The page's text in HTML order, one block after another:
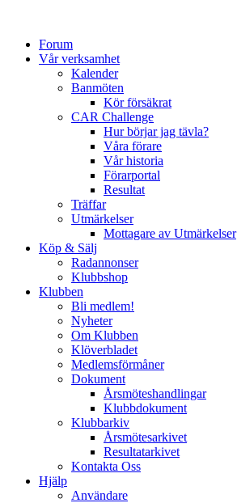
Forum
Vår verksamhet
Kalender
Banmöten
Kör försäkrat
CAR Challenge
Hur börjar jag tävla?
Våra förare
Vår historia
Förarportal
Resultat
Träffar
Utmärkelser
Mottagare av Utmärkelser
Köp & Sälj
Radannonser
Klubbshop
Klubben
Bli medlem!
Nyheter
Om Klubben
Klöverbladet
Medlemsförmåner
Dokument
Årsmöteshandlingar
Klubbdokument
Klubbarkiv
Årsmötesarkivet
Resultatarkivet
Kontakta Oss
Hjälp
Användare